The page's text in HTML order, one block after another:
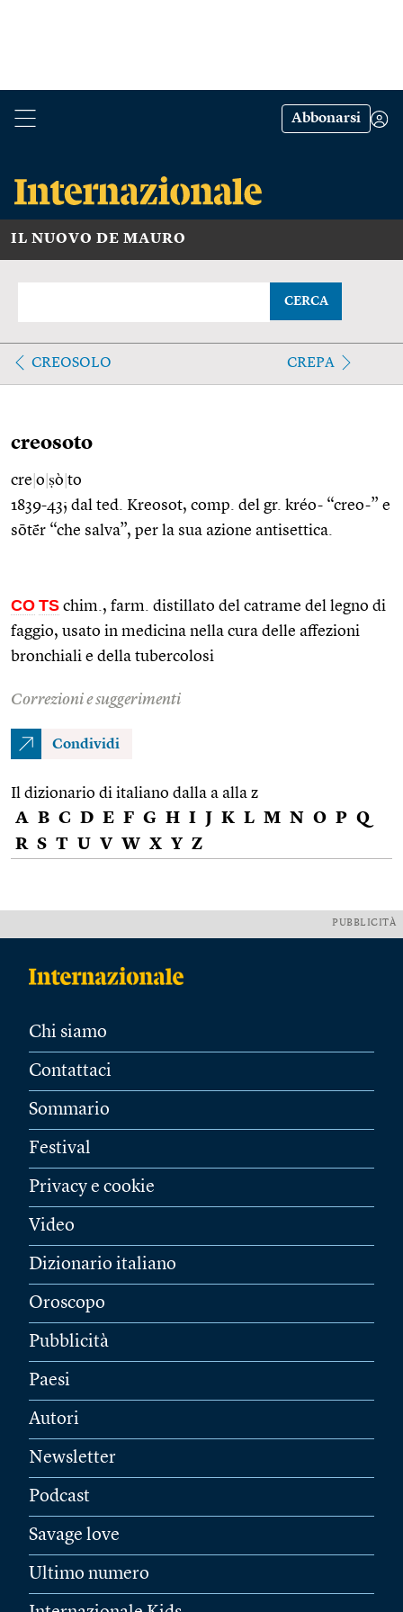
Abbonarsi
IL NUOVO DE MAURO
CERCA
CREOSOLO CREPA
creosoto
cre o ṣò to
1839-43; dal ted. Kreosot, comp. del gr. kréo- “creo-” e
sōtḗr “che salva”, per la sua azione antisettica.
CO TS chim., farm. distillato del catrame del legno di
faggio, usato in medicina nella cura delle affezioni
bronchiali e della tubercolosi
Correzioni e suggerimenti
Condividi
Il dizionario di italiano dalla a alla z
A B C D E F G H I J K L M N O P Q
R S T U V W X Y Z
PUBBLICITÀ
Chi siamo
Contattaci
Sommario
Festival
Privacy e cookie
Video
Dizionario italiano
Oroscopo
Pubblicità
Paesi
Autori
Newsletter
Podcast
Savage love
Ultimo numero